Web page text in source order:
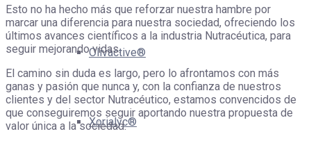
Olivactive®
Xorialyc®
Esto no ha hecho más que reforzar nuestra hambre por
marcar una diferencia para nuestra sociedad, ofreciendo los
últimos avances científicos a la industria Nutracéutica, para
seguir mejorando vidas.
El camino sin duda es largo, pero lo afrontamos con más
ganas y pasión que nunca y, con la confianza de nuestros
clientes y del sector Nutracéutico, estamos convencidos de
que conseguiremos seguir aportando nuestra propuesta de
valor única a la sociedad.